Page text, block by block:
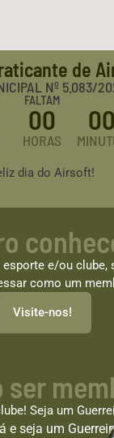
de
Nº 5.083/
FALTAM
00
HORAS
00
dia do Airsoft!
e/ou clube,
como um
Visite-nos!
ser
Seja um
e seja um